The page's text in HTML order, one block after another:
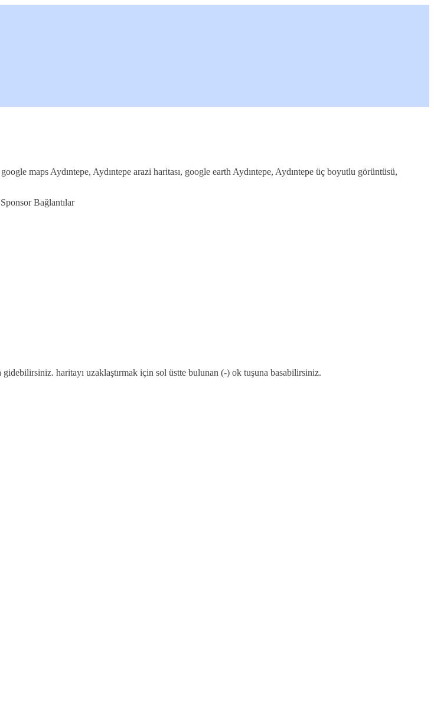
maps Aydıntepe, Aydıntepe arazi haritası, google earth Aydıntepe, Aydıntepe üç boyutlu görüntüsü,
Sponsor Bağlantılar
haritayı uzaklaştırmak için sol üstte bulunan (-) ok tuşuna basabilirsiniz.